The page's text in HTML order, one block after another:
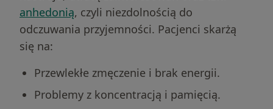
anhedonią, czyli niezdolnością do
odczuwania przyjemności. Pacjenci skarżą
się na:
Przewlekłe zmęczenie i brak energii.
Problemy z koncentracją i pamięcią.